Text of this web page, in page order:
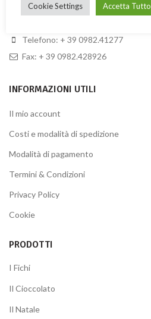
Telefono: + 39 0982.41277
Fax: + 39 0982.428926
INFORMAZIONI UTILI
Il mio account
Costi e modalità di spedizione
Modalità di pagamento
Termini & Condizioni
Privacy Policy
Cookie
PRODOTTI
I Fichi
Il Cioccolato
Il Natale
Cookie Settings Accetta Tutto